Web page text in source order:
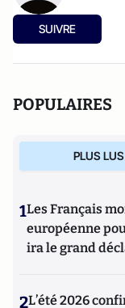
SUIVRE
POPULAIRES
PLUS LUS
1Les Français
européenne
ira le grand
2L’été 2026